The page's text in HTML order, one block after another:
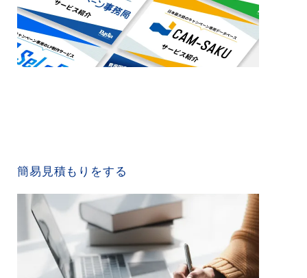
簡易見積もりをする